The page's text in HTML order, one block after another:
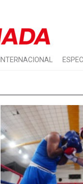
INTERNACIONAL